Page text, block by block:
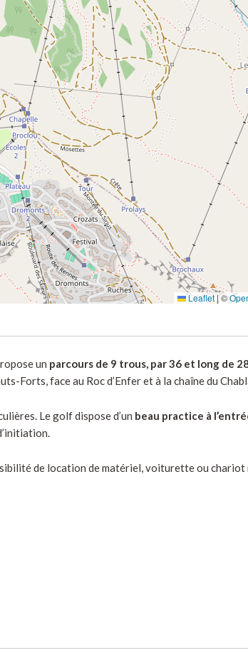
Leaflet|©
un parcours de 9 trous, par 36 et long de
Forts, face au Roc d’Enfer et à la chaîne du
Le golf dispose d’un beau practice à
de location de matériel, voiturette ou chariot